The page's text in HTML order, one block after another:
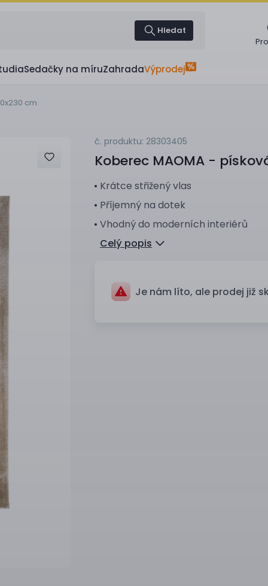
Hledat
Sedačky na míruZahradaVýprodej
cm
č. produktu: 28303405
Koberec MAOMA -
Krátce střižený vlas
Příjemný na dotek
Vhodný do moderních interiérů
Celý popis
Je nám líto, ale prodej již